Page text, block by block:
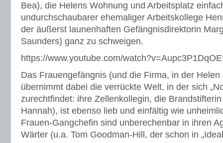
Bea), die Helens Wohnung und Arbeitsplatz
undurchschaubarer ehemaliger Arbeitskollege
der äußerst launenhaften Gefängnisdirektorin
Saunders) ganz zu schweigen.
https://www.youtube.com/
Das Frauengefängnis (und die Firma, in der
übernimmt dabei die verrückte Welt, in der sich
zurechtfindet: ihre Zellenkollegin, die
Hannah), ist ebenso lieb und einfältig wie
Frauen-Gangchefin sind unberechenbar in ihren
Wärter (u.a. Tom Goodman-Hill, der schon in